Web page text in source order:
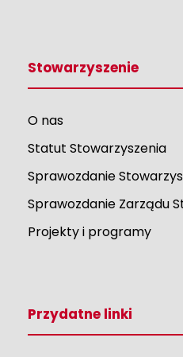
Stowarzyszenie
O nas
Statut Stowarzyszenia
Sprawozdanie
Sprawozdanie Zarządu
Projekty i programy
Przydatne linki